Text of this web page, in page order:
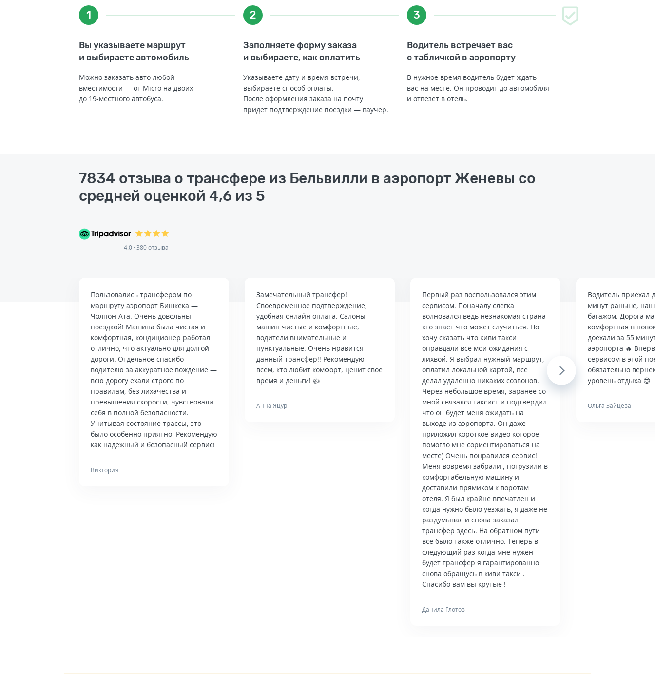
1
Вы указываете маршрут
и выбираете автомобиль
Можно заказать авто любой
вместимости — от Micro на двоих
до 19-местного автобуса.
2
Заполняете форму заказа
и выбираете, как оплатить
Указываете дату и время встречи,
выбираете способ оплаты.
После оформления заказа на почту
придет подтверждение поездки — ваучер.
3
Водитель встречает вас
с табличкой в аэропорту
В нужное время водитель будет ждать
вас на месте. Он проводит до автомобиля
и отвезет в отель.
7834 отзыва о трансфере из Бельвилли в аэропорт Женевы со
средней оценкой 4,6 из 5
4.0 · 380 отзыва
Пользовались трансфером по
маршруту аэропорт Бишкека —
Чолпон-Ата. Очень довольны
поездкой! Машина была чистая и
комфортная, кондиционер работал
отлично, что актуально для долгой
дороги. Отдельное спасибо
водителю за аккуратное вождение —
всю дорогу ехали строго по
правилам, без лихачества и
превышения скорости, чувствовали
себя в полной безопасности.
Учитывая состояние трассы, это
было особенно приятно. Рекомендую
как надежный и безопасный сервис!
Виктория
Замечательный трансфер!
Своевременное подтверждение,
удобная онлайн оплата. Салоны
машин чистые и комфортные,
водители внимательные и
пунктуальные. Очень нравится
данный трансфер!! Рекомендую
всем, кто любит комфорт, ценит свое
время и деньги! 👍
Анна Яцур
Первый раз воспользовался этим
сервисом. Поначалу слегка
волновался ведь незнакомая страна
кто знает что может случиться. Но
хочу сказать что киви такси
оправдали все мои ожидания с
лихвой. Я выбрал нужный маршрут,
оплатил локальной картой, все
делал удаленно никаких созвонов.
Через небольшое время, заранее со
мной связался таксист и подтвердил
что он будет меня ожидать на
выходе из аэропорта. Он даже
приложил короткое видео которое
помогло мне сориентироваться на
месте) Очень понравился сервис!
Меня вовремя забрали , погрузили в
комфортабельную машину и
доставили прямиком к воротам
отеля. Я был крайне впечатлен и
когда нужно было уезжать, я даже не
раздумывал и снова заказал
трансфер здесь. На обратном пути
все было также отлично. Теперь в
следующий раз когда мне нужен
будет трансфер я гарантированно
снова обращусь в киви такси .
Спасибо вам вы крутые !
Данила Глотов
Водитель приехал
минут раньше,
багажом. Дорога
комфортная в
доехали за 55
аэропорта 🔥
сервисом в этой
обязательно
уровень отдыха 😍
Ольга Зайцева
Next